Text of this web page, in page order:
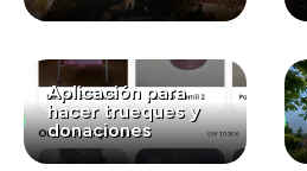
Aplicación para
hacer trueques y
donaciones